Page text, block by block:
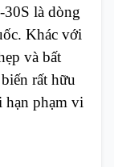
là dòng
Khác với
và bất
rất hữu
hạn phạm vi